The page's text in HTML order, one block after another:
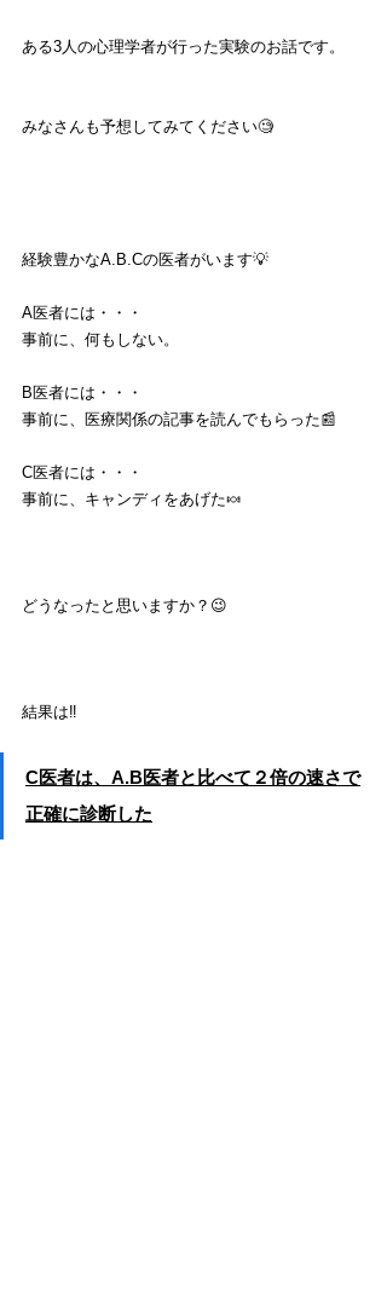
ある3人の心理学者が行った実験のお話です。
みなさんも予想してみてください🧐
経験豊かなA.B.Cの医者がいます💡
A医者には・・・
事前に、何もしない。
B医者には・・・
事前に、医療関係の記事を読んでもらった📰
C医者には・・・
事前に、キャンディをあげた🍬
どうなったと思いますか？😉
結果は‼️
C医者は、A.B医者と比べて２倍の速さで
正確に診断した